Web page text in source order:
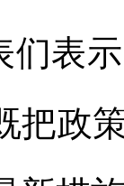
们表
把政